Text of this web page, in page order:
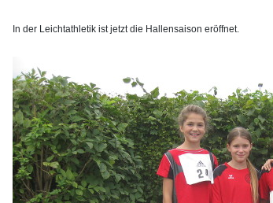
In der Leichtathletik ist jetzt die Hallensaison eröffnet.